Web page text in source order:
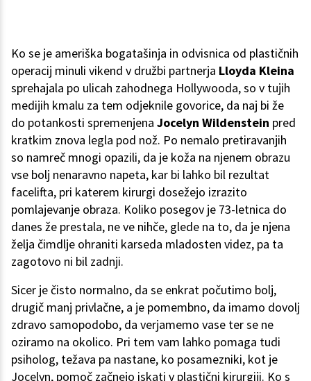
Ko se je ameriška bogatašinja in odvisnica od plastičnih
operacij minuli vikend v družbi partnerja Lloyda Kleina
sprehajala po ulicah zahodnega Hollywooda, so v tujih
medijih kmalu za tem odjeknile govorice, da naj bi že
do potankosti spremenjena Jocelyn Wildenstein pred
kratkim znova legla pod nož. Po nemalo pretiravanjih
so namreč mnogi opazili, da je koža na njenem obrazu
vse bolj nenaravno napeta, kar bi lahko bil rezultat
facelifta, pri katerem kirurgi dosežejo izrazito
pomlajevanje obraza. Koliko posegov je 73-letnica do
danes že prestala, ne ve nihče, glede na to, da je njena
želja čimdlje ohraniti karseda mladosten videz, pa ta
zagotovo ni bil zadnji.
Sicer je čisto normalno, da se enkrat počutimo bolj,
drugič manj privlačne, a je pomembno, da imamo dovolj
zdravo samopodobo, da verjamemo vase ter se ne
oziramo na okolico. Pri tem vam lahko pomaga tudi
psiholog, težava pa nastane, ko posamezniki, kot je
Jocelyn, pomoč začnejo iskati v plastični kirurgiji. Ko s